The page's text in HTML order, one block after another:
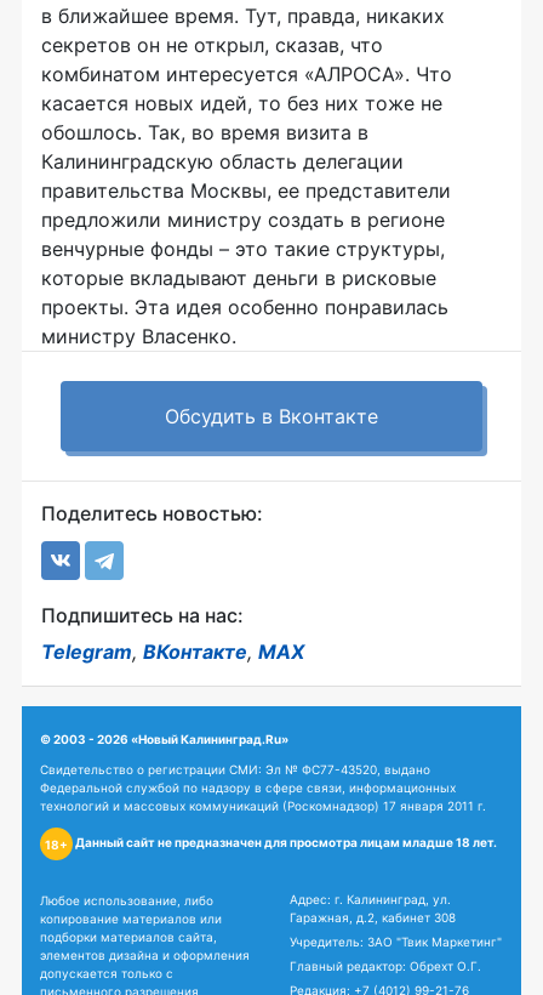
в ближайшее время. Тут, правда, никаких
секретов он не открыл, сказав, что
комбинатом интересуется «АЛРОСА». Что
касается новых идей, то без них тоже не
обошлось. Так, во время визита в
Калининградскую область делегации
правительства Москвы, ее представители
предложили министру создать в регионе
венчурные фонды – это такие структуры,
которые вкладывают деньги в рисковые
проекты. Эта идея особенно понравилась
министру Власенко.
Обсудить в Вконтакте
Поделитесь новостью:
Подпишитесь на нас:
Telegram, ВКонтакте, MAX
© 2003 - 2026 «Новый Калининград.Ru»
Свидетельство о регистрации СМИ: Эл № ФС77-43520, выдано
Федеральной службой по надзору в сфере связи, информационных
технологий и массовых коммуникаций (Роскомнадзор) 17 января 2011 г.
18+ Данный сайт не предназначен для просмотра лицам младше 18 лет.
Любое использование, либо
копирование материалов или
подборки материалов сайта,
элементов дизайна и оформления
допускается только с
письменного разрешения
Адрес: г. Калининград, ул.
Гаражная, д.2, кабинет 308
Учредитель: ЗАО "Твик Маркетинг"
Главный редактор: Обрехт О.Г.
Редакция: +7 (4012) 99-21-76